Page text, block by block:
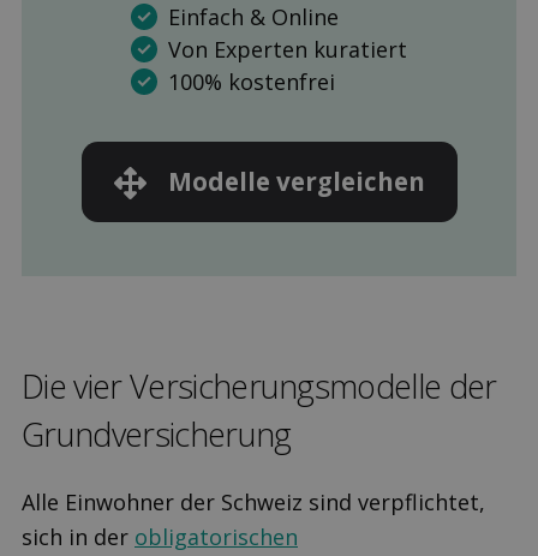
Einfach & Online
Von Experten kuratiert
100% kostenfrei
Modelle ver­gleichen
Die vier Versicherungs­modelle der
Grund­versicherung
Alle Einwohner der Schweiz sind verpflichtet,
sich in der obligatorischen